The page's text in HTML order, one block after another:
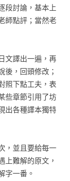
大學時上文學作
書涵蓋了翻譯技
不能錯過。」
一個全心投入的
修習一門手藝，
人類的創
討論，基本上
師點評；當然老
譯出一遍，再
後，回頭修改；
照下點工夫，表
些章節引用了坊
出各種譯本獨特
並且要給每一
上難解的原文，
字一番。